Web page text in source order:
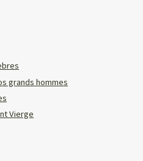
grands hommes
Vierge